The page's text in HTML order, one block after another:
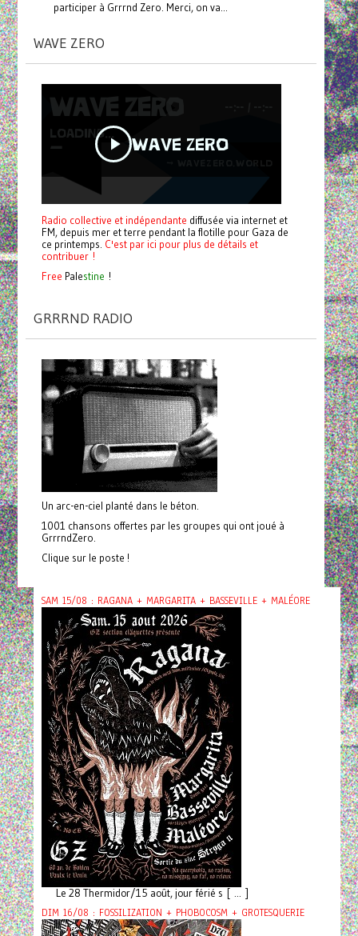
participer à Grrrnd Zero. Merci, on va...
WAVE ZERO
Radio collective et indépendante diffusée via internet et
FM, depuis mer et terre pendant la flotille pour Gaza de
ce printemps. C'est par ici pour plus de détails et
contribuer !
Free Palestine !
GRRRND RADIO
Un arc-en-ciel planté dans le béton.
1001 chansons offertes par les groupes qui ont joué à
GrrrndZero.
Clique sur le poste !
SAM 15/08 : RAGANA + MARGARITA + BASSEVILLE + MALÉORE
Le 28 Thermidor/15 août, jour férié s [ ... ]
DIM 16/08 : FOSSILIZATION + PHOBOCOSM + GROTESQUERIE